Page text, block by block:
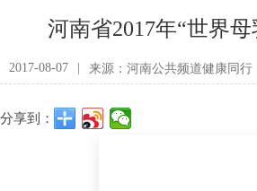
河南省2017年“世界
2017-08-07 来源：河南公共频道健康同行
分享到：